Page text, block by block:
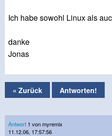
Ich habe sowohl Linux als
danke
Jonas
« Zurück Antworten!
Antwort 1 von myremix
11.12.06, 17:57:56